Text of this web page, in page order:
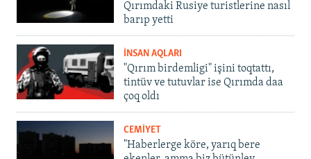
Qırımdaki Rusiye turistlerine nasıl
barıp yetti
İNSAN AQLARI
"Qırım birdemligi" işini toqtattı,
tintüv ve tutuvlar ise Qırımda daa
çoq oldı
CEMİYET
"Haberlerge köre, yarıq bere